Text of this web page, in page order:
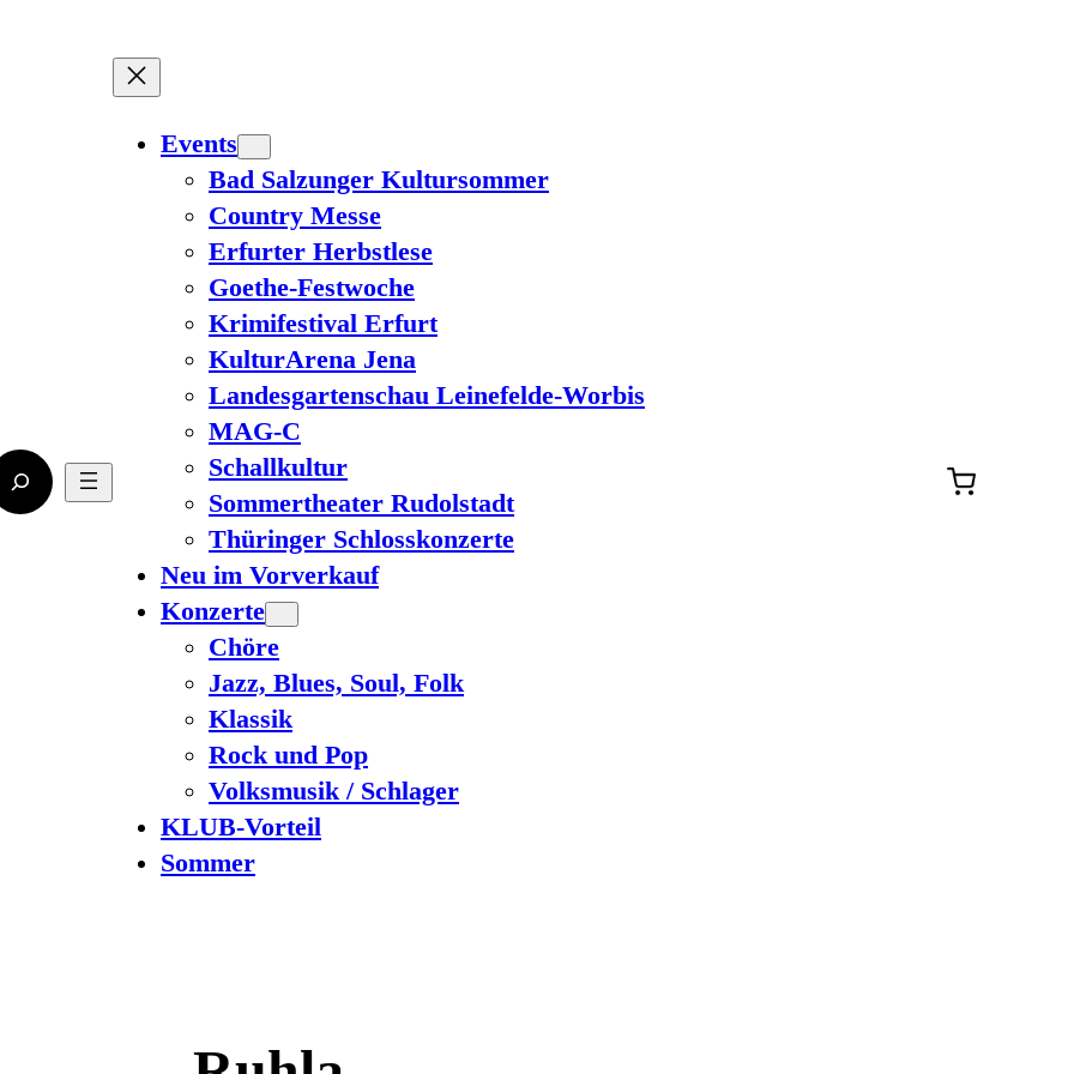
Events
Bad Salzunger Kultursommer
Country Messe
Erfurter Herbstlese
Goethe-Festwoche
Krimifestival Erfurt
KulturArena Jena
Landesgartenschau Leinefelde-Worbis
MAG-C
Schallkultur
Sommertheater Rudolstadt
Thüringer Schlosskonzerte
Neu im Vorverkauf
Konzerte
Chöre
Jazz, Blues, Soul, Folk
Klassik
Rock und Pop
Volksmusik / Schlager
KLUB-Vorteil
Sommer